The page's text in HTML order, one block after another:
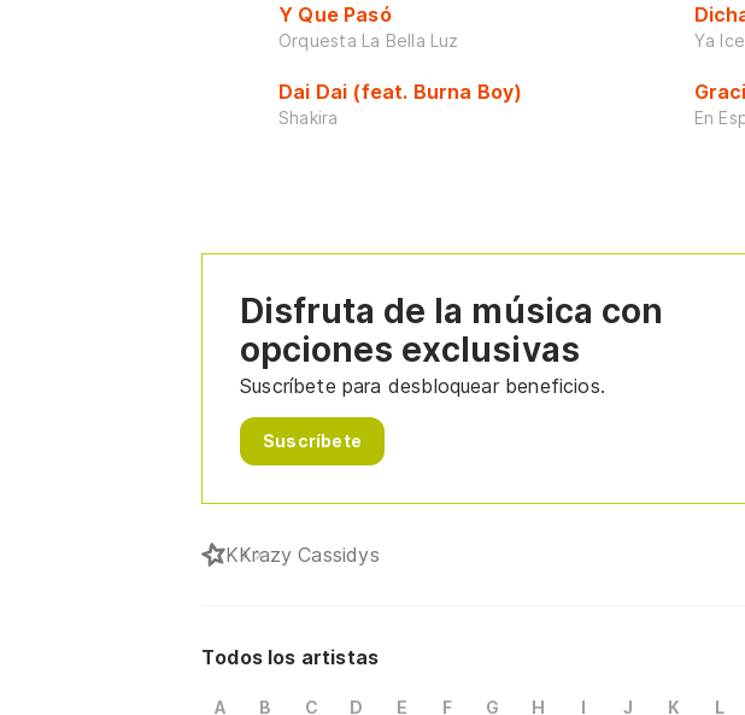
Y Que Pasó
Orquesta La Bella Luz
Dai Dai (feat. Burna Boy)
Shakira
Ya
En
Disfruta de la música con
opciones exclusivas
Suscríbete para desbloquear beneficios.
Suscríbete
KKrazy Cassidys
Todos los artistas
A B C D E F G H I J K L